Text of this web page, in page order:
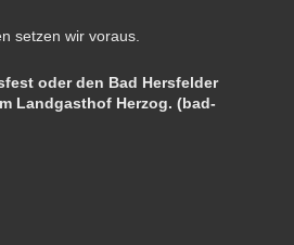
setzen wir voraus.
oder den Bad Hersfelder
Landgasthof Herzog. (bad-